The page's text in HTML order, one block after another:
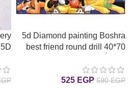
5d Diamond painting Boshra
best friend round drill 40*70
بالماس
590EGP
525 EGP